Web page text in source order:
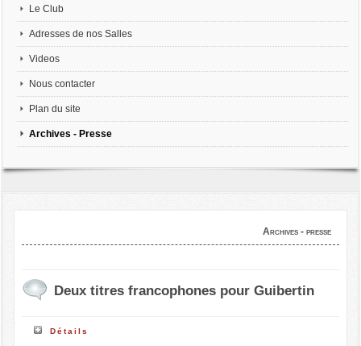
Le Club
Adresses de nos Salles
Videos
Nous contacter
Plan du site
Archives - Presse
Archives - presse
Deux titres francophones pour Guibertin
Détails